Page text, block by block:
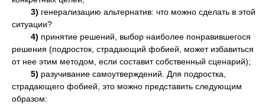
3) генерализацию альтернатив: что можно сделать в этой
ситуации?
4) принятие решений, выбор наиболее понравившегося
решения (подросток, страдающий фобией, может избавиться
от нее этим методом, если составит собственный сценарий);
5) разучивание самоутверждений. Для подростка,
страдающего фобией, это можно представить следующим
образом: